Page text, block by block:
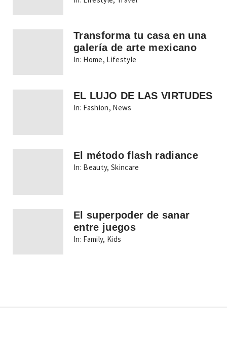
Transforma tu casa en una
galería de arte mexicano
In: Home, Lifestyle
EL LUJO DE LAS VIRTUDES
In: Fashion, News
El método flash radiance
In: Beauty,Skincare
El superpoder de sanar
entre juegos
In: Family, Kids